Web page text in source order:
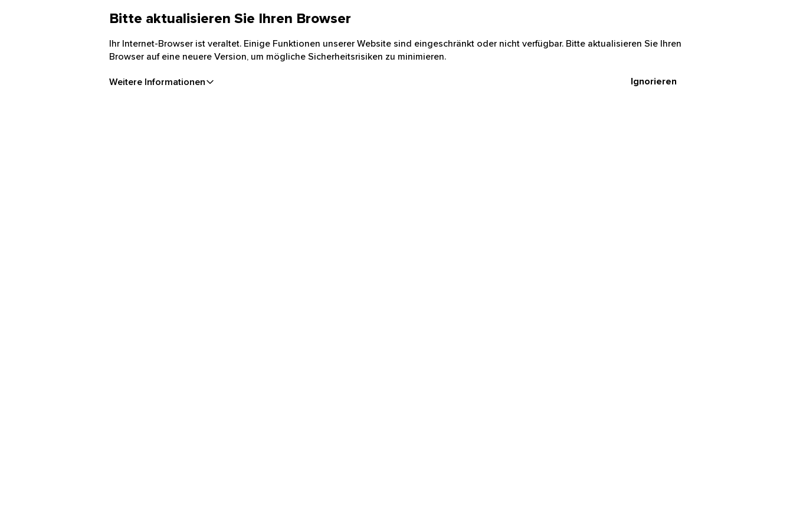
Bitte aktualisieren Sie Ihren Browser
Ihr Internet-Browser ist veraltet. Einige Funktionen unserer Website sind eingeschränkt oder nicht verfügbar. Bitte aktualisieren Sie Ihren
Browser auf eine neuere Version, um mögliche Sicherheitsrisiken zu minimieren.
Weitere Informationen Ignorieren